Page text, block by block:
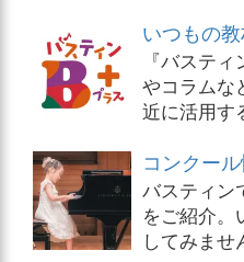
いつもの
『バステ
やコラムな
近に活用す
コンクー
バスティン
をご紹介。
してみませ